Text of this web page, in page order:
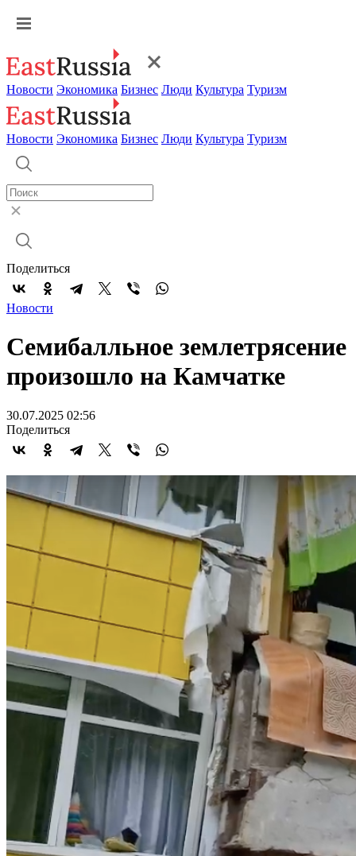
Новости Экономика Бизнес Люди Культура Туризм
Новости Экономика Бизнес Люди Культура Туризм
Поделиться
Новости
Семибалльное землетрясение
произошло на Камчатке
30.07.2025 02:56
Поделиться